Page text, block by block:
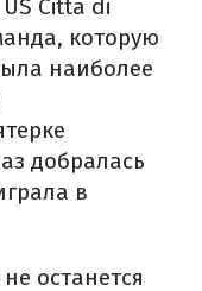
Citta di
которую
наиболее
добралась
в
останется